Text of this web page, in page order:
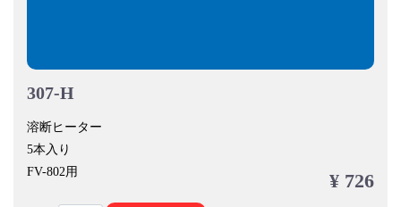
307-H
溶断ヒーター
5本入り
FV-802用
¥ 726